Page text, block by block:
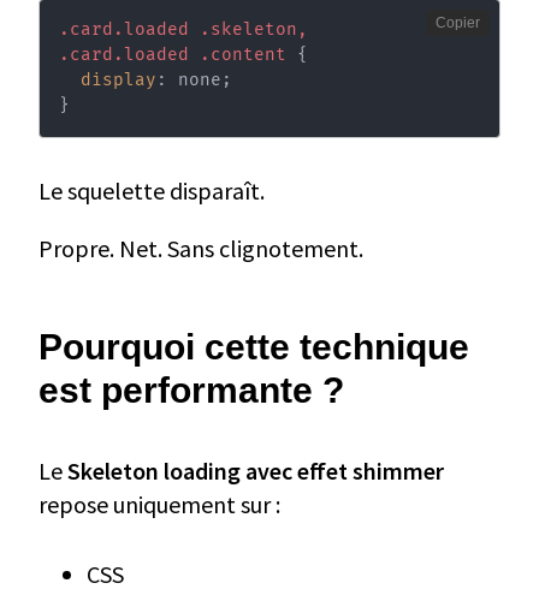
.card.loaded .skeleton,
.card.loaded .content
{
display : none ;
}
Copier
Le squelette disparaît.
Propre. Net. Sans clignotement.
Pourquoi cette technique
est performante ?
LeSkeleton loading avec effet shimmer
repose uniquement sur :
CSS